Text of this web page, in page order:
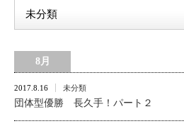
未分類
8月
2017.8.16 未分類
団体型優勝 長久手！パート２